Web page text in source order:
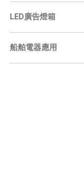
LED廣告燈箱
船舶電器應用